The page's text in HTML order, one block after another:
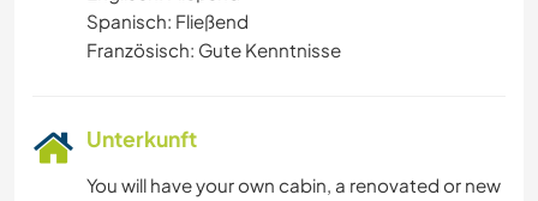
Spanisch: Fließend
Französisch: Gute Kenntnisse
Unterkunft
You will have your own cabin, a renovated or new